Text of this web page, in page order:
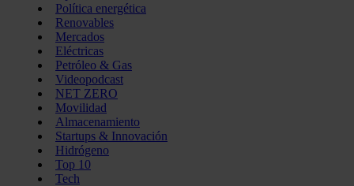
Política energética
Renovables
Mercados
Eléctricas
Petróleo & Gas
Videopodcast
NET ZERO
Movilidad
Almacenamiento
Startups & Innovación
Hidrógeno
Top 10
Tech